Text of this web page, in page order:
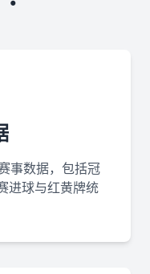
事数据，包括冠
进球与红黄牌统